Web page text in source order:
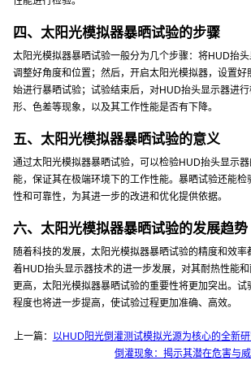
四、太阳光模拟器暴晒试验的步骤
太阳光模拟器暴晒试验一般分为几个步骤：将HUD抬头
调整好角度和位置；然后，开启太阳光模拟器，设置
始进行暴晒试验；试验结束后，对HUD抬头显示器进
形、色差等现象，以及其工作性能是否有下降。
五、太阳光模拟器暴晒试验的意义
通过太阳光模拟器暴晒试验，可以检验HUD抬头显示
能，保证其在极端环境下的工作性能。暴晒试验还能
性和可靠性，为其进一步的改进和优化提供依据。
六、太阳光模拟器暴晒试验的发展趋势
随着科技的发展，太阳光模拟器暴晒试验的精度和效
着HUD抬头显示器技术的进一步发展，对其耐热性能
更高，太阳光模拟器暴晒试验的重要性将更加突出。
程度也将进一步提高，使试验过程更加准确、高效。
上一篇： 以HUD阳光倒灌测试模拟光源为核心的全新
倒灌现象：揭示其潜在危害与